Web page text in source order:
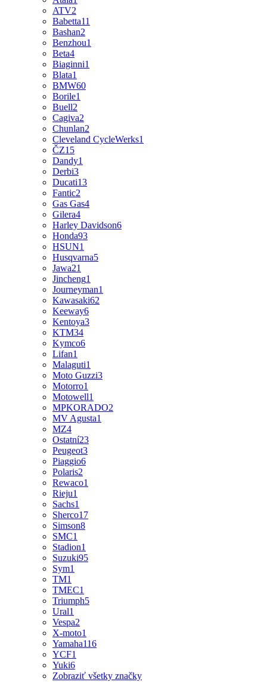
ATV2
Babetta11
Bashan2
Benzhou1
Beta4
Biaginni1
Blata1
BMW60
Borile1
Buell2
Cagiva2
Chunlan2
Cleveland CycleWerks1
ČZ15
Dandy1
Derbi3
Ducati13
Fantic2
Gas Gas4
Gilera4
Harley Davidson6
Honda93
HSUN1
Husqvarna5
Jawa21
Jincheng1
Journeyman1
Kawasaki62
Keeway6
Kentoya3
KTM34
Kymco6
Lifan1
Malaguti1
Moto Guzzi3
Motorro1
Motowell1
MPKORADO2
MV Agusta1
MZ4
Ostatní23
Peugeot3
Piaggio6
Polaris2
Rewaco1
Rieju1
Sachs1
Sherco17
Simson8
SMC1
Stadion1
Suzuki95
Sym1
TM1
TMEC1
Triumph5
Ural1
Vespa2
X-moto1
Yamaha116
YCF1
Yuki6
Zobraziť všetky značky